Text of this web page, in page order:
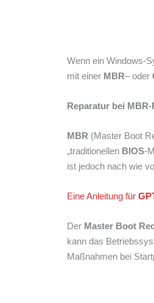
Wenn ein Windows-
mit einer MBR– oder
Reparatur bei
MBR (Master Boot
„traditionellen BIOS-
ist jedoch nach wie
Eine Anleitung für
Der Master Boot
kann das
Maßnahmen bei